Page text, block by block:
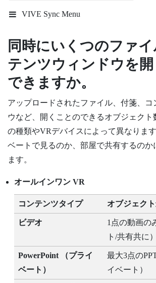
VIVE Sync Menu
同時にいくつのファ
テンツウィンドウを
できますか。
アップロードされたファイル、付箋、コ
ウなど、開くことのできるオブジェクト
の種類やVRデバイスによって異なりま
ベートで見るのか、部屋で共有するのか
ます。
オールインワン VR
コンテンツタイプ オブジェク
ビデオ
1点の動画の
ト/共有共に）
PowerPoint（プライ
ベート）
最大3点の
イベート）